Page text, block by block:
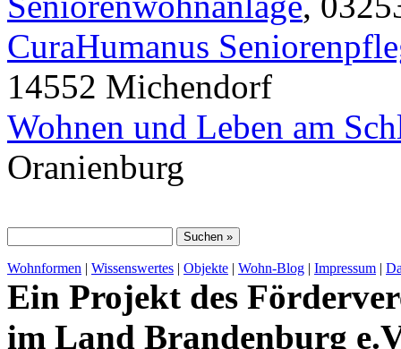
CuraHumanus
14552 Michendorf
Wohnen und Leben am
Oranienburg
Wohnformen | Wissenswertes | Objekte | Wohn-Blog | Impressum |
Ein Projekt des
im Land Brandenburg